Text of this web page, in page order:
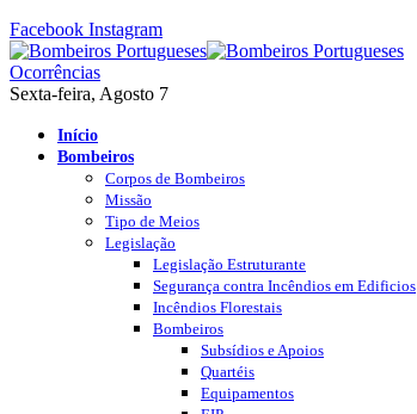
Facebook Instagram
Ocorrências
Sexta-feira, Agosto 7
Início
Bombeiros
Corpos de Bombeiros
Missão
Tipo de Meios
Legislação
Legislação Estruturante
Segurança contra Incêndios em Edificios
Incêndios Florestais
Bombeiros
Subsídios e Apoios
Quartéis
Equipamentos